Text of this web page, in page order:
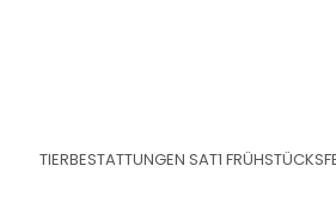
TIERBESTATTUNGEN SAT1